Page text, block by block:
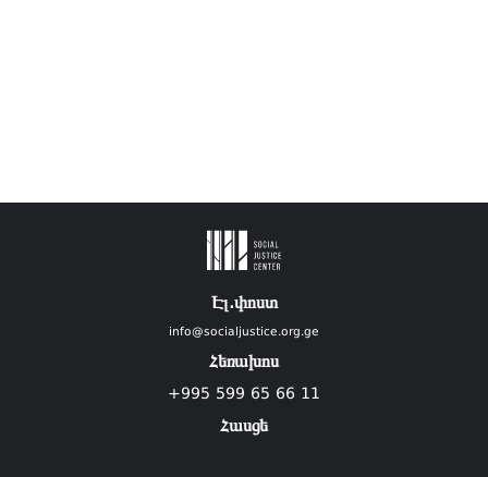
Էլ.փոստ
info@socialjustice.org.ge
Հեռախոս
+995 599 65 66 11
Հասցե